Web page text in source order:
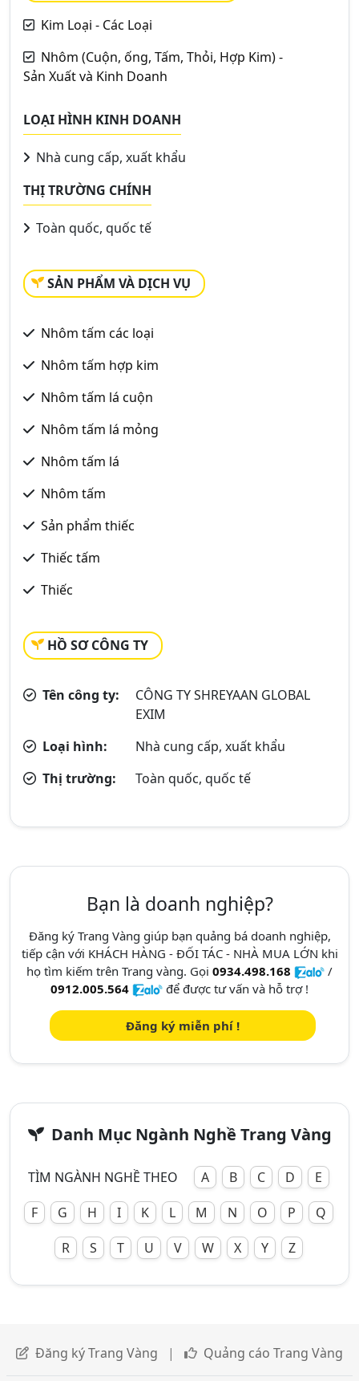
Kim Loại - Các Loại
Nhôm (Cuộn, ống, Tấm, Thỏi, Hợp Kim) -
Sản Xuất và Kinh Doanh
LOẠI HÌNH KINH DOANH
Nhà cung cấp, xuất khẩu
THỊ TRƯỜNG CHÍNH
Toàn quốc, quốc tế
SẢN PHẨM VÀ DỊCH VỤ
Nhôm tấm các loại
Nhôm tấm hợp kim
Nhôm tấm lá cuộn
Nhôm tấm lá mỏng
Nhôm tấm lá
Nhôm tấm
Sản phẩm thiếc
Thiếc tấm
Thiếc
HỒ SƠ CÔNG TY
Tên công ty:
CÔNG TY SHREYAAN GLOBAL
EXIM
Loại hình:
Nhà cung cấp, xuất khẩu
Thị trường:
Toàn quốc, quốc tế
Bạn là doanh nghiệp?
Đăng ký Trang Vàng giúp bạn quảng bá doanh nghiệp,
tiếp cận với KHÁCH HÀNG - ĐỐI TÁC - NHÀ MUA LỚN khi
họ tìm kiếm trên Trang vàng. Gọi 0934.498.168
/
0912.005.564
để được tư vấn và hỗ trợ !
Đăng ký miễn phí !
Danh Mục Ngành Nghề Trang Vàng
TÌM NGÀNH NGHỀ THEO A B C D
E
F
G H I K L M N O P
Q
R
S T U V W X Y Z
Đăng ký Trang Vàng | Quảng cáo Trang Vàng